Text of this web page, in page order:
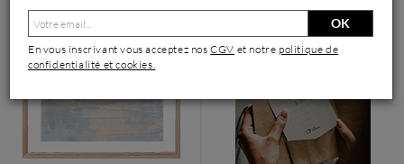
OK
En vous inscrivant vous acceptez nosCGV et notre politique de
confidentialité et cookies.